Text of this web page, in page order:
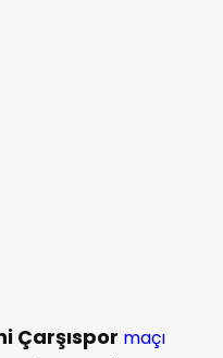
Çarşıspor maçı